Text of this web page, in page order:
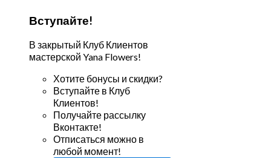
Вступайте!
В закрытый Клуб Клиентов
мастерской Yana Flowers!
Хотите бонусы и скидки?
Вступайте в Клуб
Клиентов!
Получайте рассылку
Вконтакте!
Отписаться можно в
любой момент!